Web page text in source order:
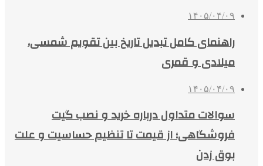
۱۴۰۵/۰۴/۰۹
راهنمای کامل تبدیل تاریخ بین تقویم شمسی،
میلادی و قمری
۱۴۰۵/۰۴/۰۹
سوالات متداول درباره خرید و نصب گیت
فروشگاهی؛ از قیمت تا تنظیم حساسیت و علت
بوق زدن